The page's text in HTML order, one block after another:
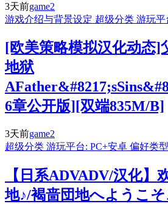
3天前game2
游戏介绍与背景设定 超级分类 游玩
[欧美策略模拟汉化动态]
地狱
6章公开版][双端835M/B]
3天前game2
超级分类 游玩平台: PC+安卓 偏好类
【日系ADVADV/汉化】
地♪/褐啬団地へようこ